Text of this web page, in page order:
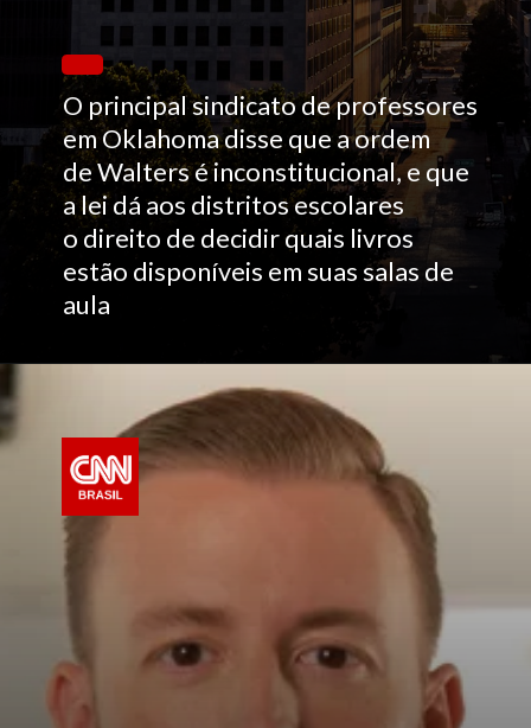
O principal sindicato de professores
em Oklahoma disse que a ordem
de Walters é inconstitucional, e que
a lei dá aos distritos escolares
o direito de decidir quais livros
estão disponíveis em suas salas de
aula